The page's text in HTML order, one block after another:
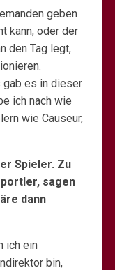
geben
kann, oder der
den Tag legt,
gab es in dieser
ich nach wie
wie Causeur,
Spieler. Zu
sagen
dann
ich ein
bin,